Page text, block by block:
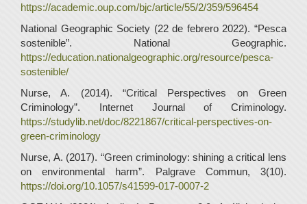
https://academic.oup.com/bjc/article/55/2/359/596454
National Geographic Society (22 de febrero 2022). “Pesca
sostenible”. National Geographic.
https://education.nationalgeographic.org/resource/pesca-
sostenible/
Nurse, A. (2014). “Critical Perspectives on Green
Criminology”. Internet Journal of Criminology.
https://studylib.net/doc/8221867/critical-perspectives-on-
green-criminology
Nurse, A. (2017). “Green criminology: shining a critical lens
on environmental harm”. Palgrave Commun, 3(10).
https://doi.org/10.1057/s41599-017-0007-2